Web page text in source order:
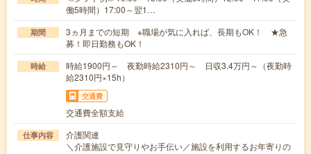
働5時間）17:00～翌1…
期間
3ヵ月までの短期 ※職場が気に入れば、長期もOK！ ★急
募！即日勤務もOK！
時給
時給1900円～ 夜勤時給2310円～ 日収3.4万円～（夜勤時
給2310円×15h）
交通費
交通費全額支給
仕事内容
介護関連
＼介護施設で見守りやお手伝い／施設を利用するお年寄りの